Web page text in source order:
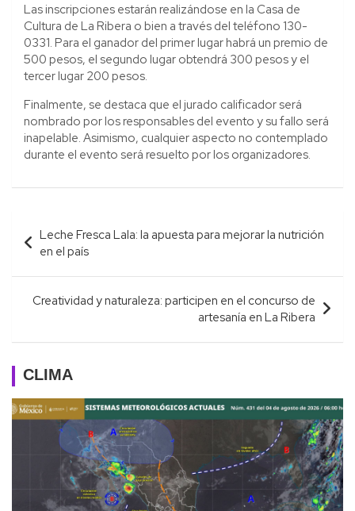
Las inscripciones estarán realizándose en la Casa de
Cultura de La Ribera o bien a través del teléfono 130-
0331. Para el ganador del primer lugar habrá un premio de
500 pesos, el segundo lugar obtendrá 300 pesos y el
tercer lugar 200 pesos.
Finalmente, se destaca que el jurado calificador será
nombrado por los responsables del evento y su fallo será
inapelable. Asimismo, cualquier aspecto no contemplado
durante el evento será resuelto por los organizadores.
Navegación
de
entradas
Leche Fresca Lala: la apuesta para mejorar la nutrición
en el país
Creatividad y naturaleza: participen en el concurso de
artesanía en La Ribera
CLIMA